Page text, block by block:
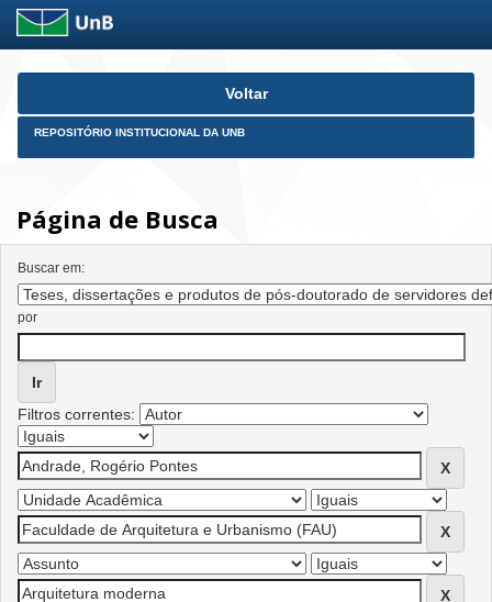
Skip
Voltar
REPOSITÓRIO INSTITUCIONAL DA UNB
Página de Busca
Buscar em:
por
Filtros correntes: